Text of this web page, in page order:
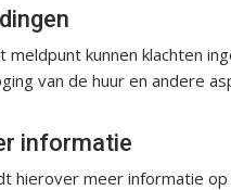
meldpunt kunnen klachten
van de huur en andere
informatie
hierover meer informatie